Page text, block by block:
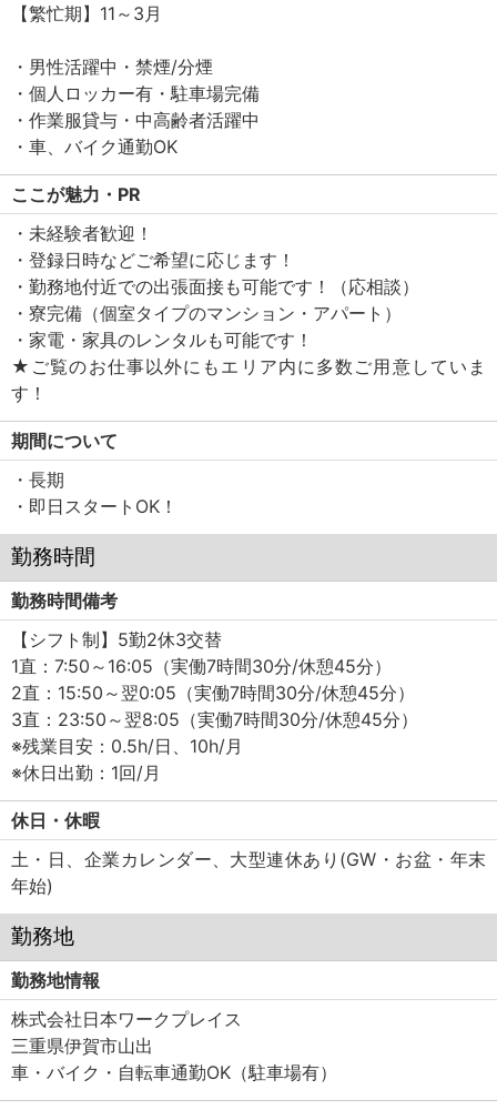
【繁忙期】11～3月
・男性活躍中・禁煙/分煙
・個人ロッカー有・駐車場完備
・作業服貸与・中高齢者活躍中
・車、バイク通勤OK
ここが魅力・PR
・未経験者歓迎！
・登録日時などご希望に応じます！
・勤務地付近での出張面接も可能です！（応相談）
・寮完備（個室タイプのマンション・アパート）
・家電・家具のレンタルも可能です！
★ご覧のお仕事以外にもエリア内に多数ご用意していま
す！
期間について
・長期
・即日スタートOK！
勤務時間
勤務時間備考
【シフト制】5勤2休3交替
1直：7:50～16:05（実働7時間30分/休憩45分）
2直：15:50～翌0:05（実働7時間30分/休憩45分）
3直：23:50～翌8:05（実働7時間30分/休憩45分）
※残業目安：0.5h/日、10h/月
※休日出勤：1回/月
休日・休暇
土・日、企業カレンダー、大型連休あり(GW・お盆・年末
年始)
勤務地
勤務地情報
株式会社日本ワークプレイス
三重県伊賀市山出
車・バイク・自転車通勤OK（駐車場有）